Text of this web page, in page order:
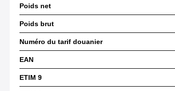
Poids net
Poids brut
Numéro du tarif douanier
EAN
ETIM 9